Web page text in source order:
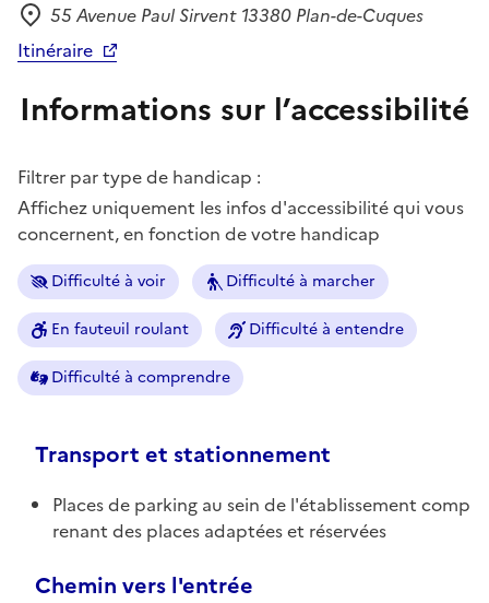
Adresse
55 Avenue Paul Sirvent 13380 Plan-de-Cuques
Itinéraire
Informations sur l’accessibilité
Filtrer par type de handicap :
Affichez uniquement les infos d'accessibilité qui vous
concernent, en fonction de votre handicap
Difficulté à voir Difficulté à marcher
En fauteuil roulant Difficulté à entendre
Difficulté à comprendre
Transport et stationnement
Places de parking au sein de l'établissement comp
renant des places adaptées et réservées
Chemin vers l'entrée